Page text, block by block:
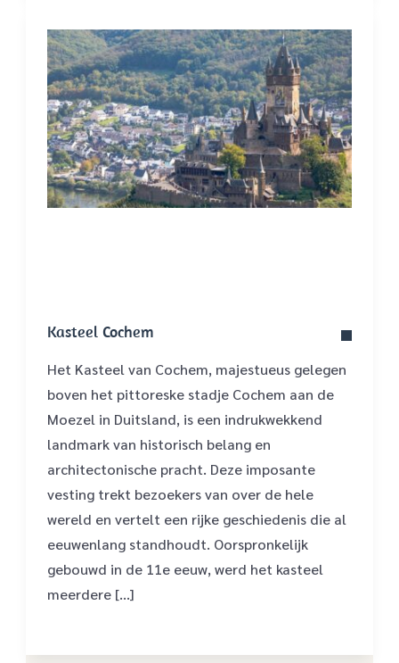
Kasteel Cochem
Het Kasteel van Cochem, majestueus gelegen
boven het pittoreske stadje Cochem aan de
Moezel in Duitsland, is een indrukwekkend
landmark van historisch belang en
architectonische pracht. Deze imposante
vesting trekt bezoekers van over de hele
wereld en vertelt een rijke geschiedenis die al
eeuwenlang standhoudt. Oorspronkelijk
gebouwd in de 11e eeuw, werd het kasteel
meerdere […]